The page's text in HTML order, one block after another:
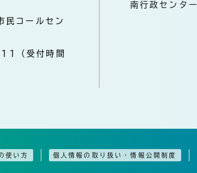
民コールセン
（受付時間
南行政センター
使い方 個人情報の取り扱い・情報公開制度